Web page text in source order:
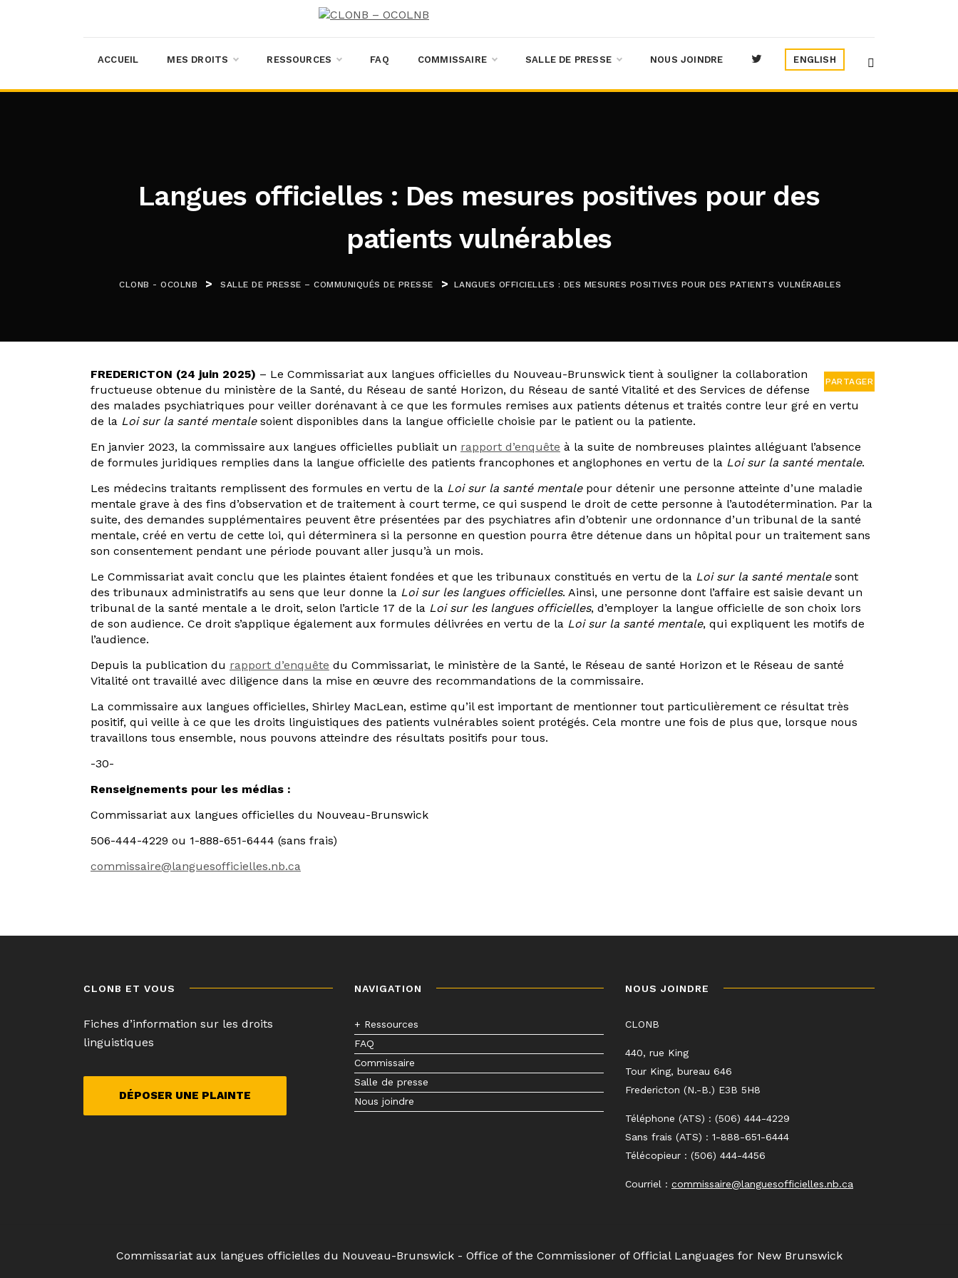
ACCUEIL MES DROITS RESSOURCES FAQ COMMISSAIRE SALLE DE PRESSE NOUS JOINDRE ENGLISH
Langues officielles : Des mesures positives pour des
patients vulnérables
CLONB - OCOLNB > SALLE DE PRESSE – COMMUNIQUÉS DE PRESSE > LANGUES OFFICIELLES : DES MESURES POSITIVES POUR DES PATIENTS VULNÉRABLES
PARTAGER
FREDERICTON (24 juin 2025) – Le Commissariat aux langues officielles du Nouveau-Brunswick tient à souligner la collaboration
fructueuse obtenue du ministère de la Santé, du Réseau de santé Horizon, du Réseau de santé Vitalité et des Services de défense
des malades psychiatriques pour veiller dorénavant à ce que les formules remises aux patients détenus et traités contre leur gré en vertu
de la Loi sur la santé mentalesoient disponibles dans la langue officielle choisie par le patient ou la patiente.
En janvier 2023, la commissaire aux langues officielles publiait un rapport d’enquête à la suite de nombreuses plaintes alléguant l’absence
de formules juridiques remplies dans la langue officielle des patients francophones et anglophones en vertu de la Loi sur la santé mentale.
Les médecins traitants remplissent des formules en vertu de la Loi sur la santé mentalepour détenir une personne atteinte d’une maladie
mentale grave à des fins d’observation et de traitement à court terme, ce qui suspend le droit de cette personne à l’autodétermination. Par la
suite, des demandes supplémentaires peuvent être présentées par des psychiatres afin d’obtenir une ordonnance d’un tribunal de la santé
mentale, créé en vertu de cette loi, qui déterminera si la personne en question pourra être détenue dans un hôpital pour un traitement sans
son consentement pendant une période pouvant aller jusqu’à un mois.
Le Commissariat avait conclu que les plaintes étaient fondées et que les tribunaux constitués en vertu de la Loi sur la santé mentalesont
des tribunaux administratifs au sens que leur donne la Loi sur les langues officielles. Ainsi, une personne dont l’affaire est saisie devant un
tribunal de la santé mentale a le droit, selon l’article 17 de la Loi sur les langues officielles, d’employer la langue officielle de son choix lors
de son audience. Ce droit s’applique également aux formules délivrées en vertu de la Loi sur la santé mentale, qui expliquent les motifs de
l’audience.
Depuis la publication du rapport d’enquête du Commissariat, le ministère de la Santé, le Réseau de santé Horizon et le Réseau de santé
Vitalité ont travaillé avec diligence dans la mise en œuvre des recommandations de la commissaire.
La commissaire aux langues officielles, Shirley MacLean, estime qu’il est important de mentionner tout particulièrement ce résultat très
positif, qui veille à ce que les droits linguistiques des patients vulnérables soient protégés. Cela montre une fois de plus que, lorsque nous
travaillons tous ensemble, nous pouvons atteindre des résultats positifs pour tous.
-30-
Renseignements pour les médias :
Commissariat aux langues officielles du Nouveau-Brunswick
506-444-4229 ou 1-888-651-6444 (sans frais)
commissaire@languesofficielles.nb.ca
CLONB ET VOUS
Fiches d’information sur les droits
linguistiques
DÉPOSER UNE PLAINTE
NAVIGATION
+ Ressources
FAQ
Commissaire
Salle de presse
Nous joindre
NOUS JOINDRE
CLONB
440, rue King
Tour King, bureau 646
Fredericton (N.-B.) E3B 5H8
Téléphone (ATS) : (506) 444-4229
Sans frais (ATS) : 1-888-651-6444
Télécopieur : (506) 444-4456
Courriel : commissaire@languesofficielles.nb.ca
Commissariat aux langues officielles du Nouveau-Brunswick - Office of the Commissioner of Official Languages for New Brunswick